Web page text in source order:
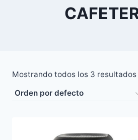
Mostrando todos los 3 resultados